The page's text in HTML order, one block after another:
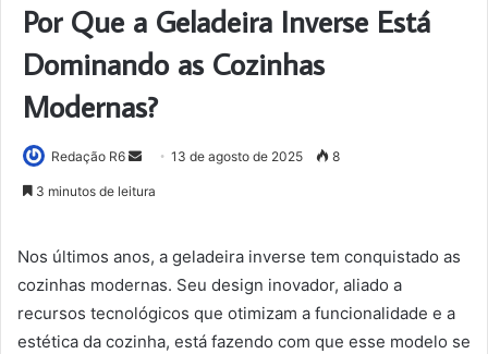
Por Que a Geladeira Inverse Está
Dominando as Cozinhas
Modernas?
Redação R6
Mande13 de agosto de 2025 8
3 minutos de leitura
Nos últimos anos, a geladeira inverse tem conquistado as
cozinhas modernas. Seu design inovador, aliado a
recursos tecnológicos que otimizam a funcionalidade e a
estética da cozinha, está fazendo com que esse modelo se